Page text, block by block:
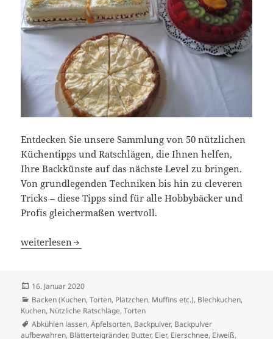
Entdecken Sie unsere Sammlung von 50 nützlichen
Küchentipps und Ratschlägen, die Ihnen helfen,
Ihre Backkünste auf das nächste Level zu bringen.
Von grundlegenden Techniken bis hin zu cleveren
Tricks – diese Tipps sind für alle Hobbybäcker und
Profis gleichermaßen wertvoll.
50 Nützliche Küchentipps und Ratschläge für Perfektes
weiterlesen
Veröffentlicht
am
16. Januar 2020
Kategorien
Backen (Kuchen, Torten, Plätzchen, Muffins etc.), Blechkuchen,
Kuchen, Nützliche Ratschläge,Torten
Schlagwörter
Abkühlen lassen,Äpfelsorten, Backpulver, Backpulver
aufbewahren, Blätterteigränder, Butter, Eier, Eierschnee, Eiweiß,